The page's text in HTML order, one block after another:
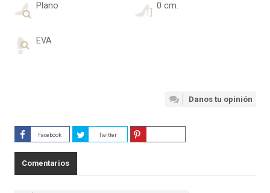
Plano 0 cm.
EVA
Danos tu opinión
Facebook Twitter
Comentarios